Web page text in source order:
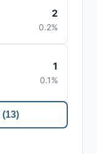
2
0.2%
1
0.1%